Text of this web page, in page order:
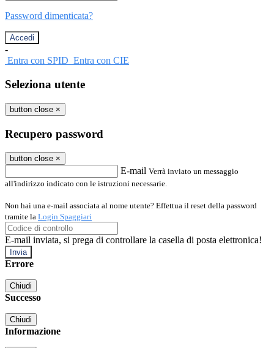
Password dimenticata?
-
Entra con SPID Entra con CIE
Seleziona utente
button close ×
Recupero password
button close ×
E-mail Verrà inviato un messaggio
all'indirizzo indicato con le istruzioni necessarie.
Non hai una e-mail associata al nome utente? Effettua il reset della password
tramite la Login Spaggiari
E-mail inviata, si prega di controllare la casella di posta elettronica!
Errore
Chiudi
Successo
Chiudi
Informazione